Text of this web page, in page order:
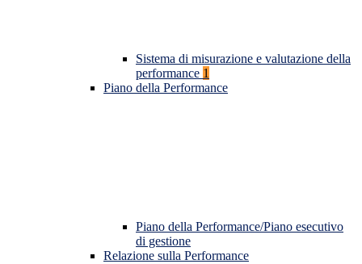
Sistema di misurazione e valutazione della
performance 1
Piano della Performance
Piano della Performance/Piano esecutivo
di gestione
Relazione sulla Performance